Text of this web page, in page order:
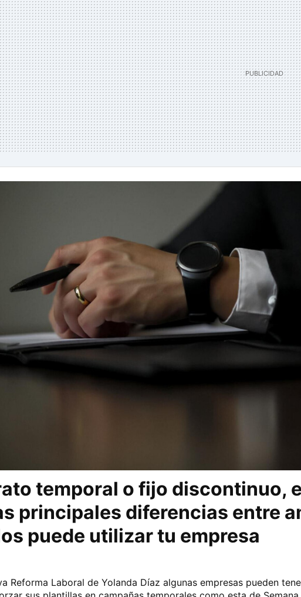
temporal o fijo discontinuo,
principales diferencias entre
puede utilizar tu empresa
Reforma Laboral de Yolanda Díaz algunas empresas pueden